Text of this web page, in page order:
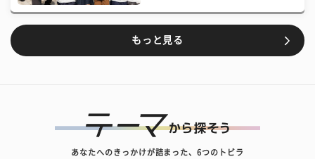
もっと見る
あなたへのきっかけが詰まった、6つのトビラ